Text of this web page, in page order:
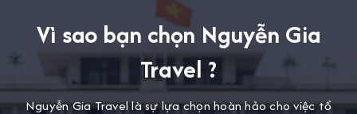
Vì sao bạn chọn Nguyễn Gia
Travel ?
Nguyễn Gia Travel là sự lựa chọn hoàn hảo cho việc tổ